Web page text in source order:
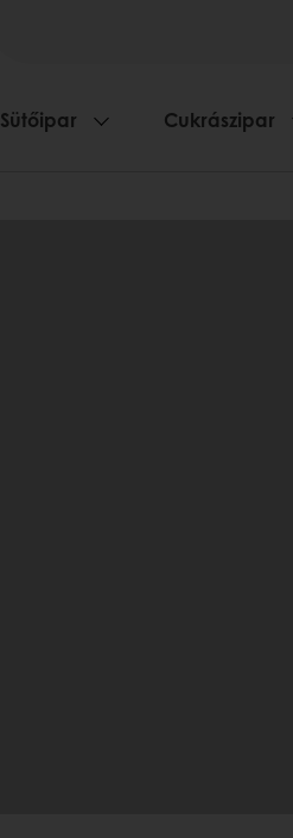
Sütőipar Cukrászipar